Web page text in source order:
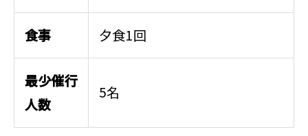
食事 夕食1回
最少催行
人数
5名